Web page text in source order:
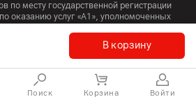
В корзину
по месту государственной регистрации
оказанию услуг «А1», уполномоченных
«А1». Все права защищены.
A1 Bulgaria A1 Macedonia A1 Slovenia
Поиск Корзина Войти